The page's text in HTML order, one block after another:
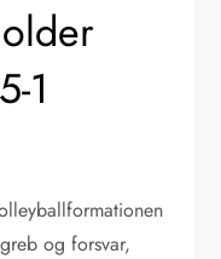
1
og forsvar,